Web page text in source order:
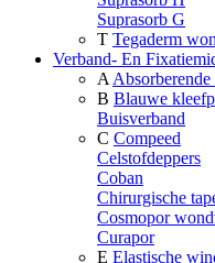
Suprasorb G
T Tegaderm
Verband- En
A Absorberende
B Blauwe
Buisverband
C Compeed
Celstofdeppers
Coban
Chirurgische
Cosmopor
Curapor
E Elastische